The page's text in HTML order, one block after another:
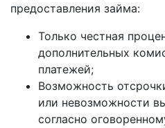
предоставления займа:
Только честная
дополнительных
платежей;
Возможность
или невозможности
согласно